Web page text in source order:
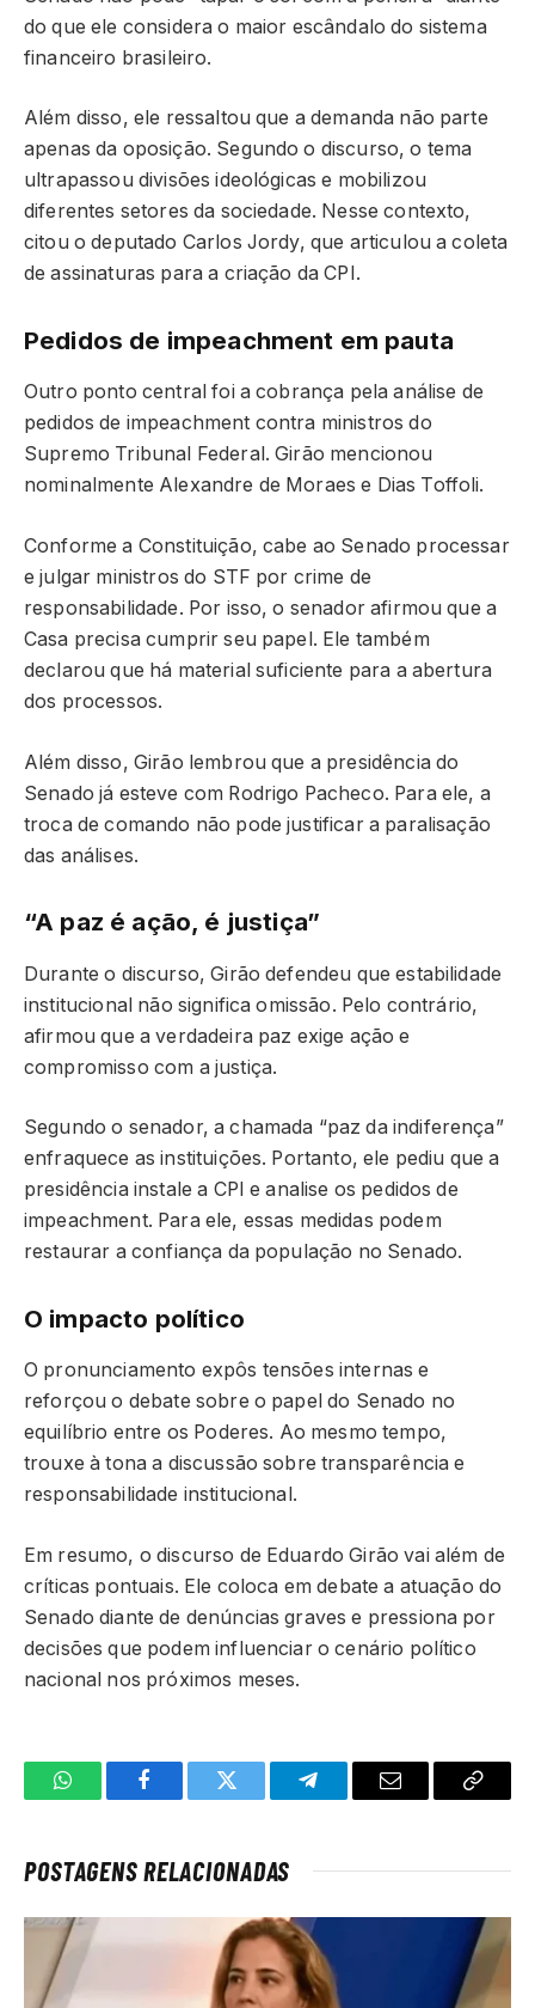
do que ele considera o maior escândalo do sistema
financeiro brasileiro.
Além disso, ele ressaltou que a demanda não parte
apenas da oposição. Segundo o discurso, o tema
ultrapassou divisões ideológicas e mobilizou
diferentes setores da sociedade. Nesse contexto,
citou o deputado Carlos Jordy, que articulou a coleta
de assinaturas para a criação da CPI.
Pedidos de impeachment em pauta
Outro ponto central foi a cobrança pela análise de
pedidos de impeachment contra ministros do
Supremo Tribunal Federal. Girão mencionou
nominalmente Alexandre de Moraes e Dias Toffoli.
Conforme a Constituição, cabe ao Senado processar
e julgar ministros do STF por crime de
responsabilidade. Por isso, o senador afirmou que a
Casa precisa cumprir seu papel. Ele também
declarou que há material suficiente para a abertura
dos processos.
Além disso, Girão lembrou que a presidência do
Senado já esteve com Rodrigo Pacheco. Para ele, a
troca de comando não pode justificar a paralisação
das análises.
“A paz é ação, é justiça”
Durante o discurso, Girão defendeu que estabilidade
institucional não significa omissão. Pelo contrário,
afirmou que a verdadeira paz exige ação e
compromisso com a justiça.
Segundo o senador, a chamada “paz da indiferença”
enfraquece as instituições. Portanto, ele pediu que a
presidência instale a CPI e analise os pedidos de
impeachment. Para ele, essas medidas podem
restaurar a confiança da população no Senado.
O impacto político
O pronunciamento expôs tensões internas e
reforçou o debate sobre o papel do Senado no
equilíbrio entre os Poderes. Ao mesmo tempo,
trouxe à tona a discussão sobre transparência e
responsabilidade institucional.
Em resumo, o discurso de Eduardo Girão vai além de
críticas pontuais. Ele coloca em debate a atuação do
Senado diante de denúncias graves e pressiona por
decisões que podem influenciar o cenário político
nacional nos próximos meses.
WhatsAppFacebookTwitter TelegramaE-
Copiar
POSTAGENS RELACIONADAS